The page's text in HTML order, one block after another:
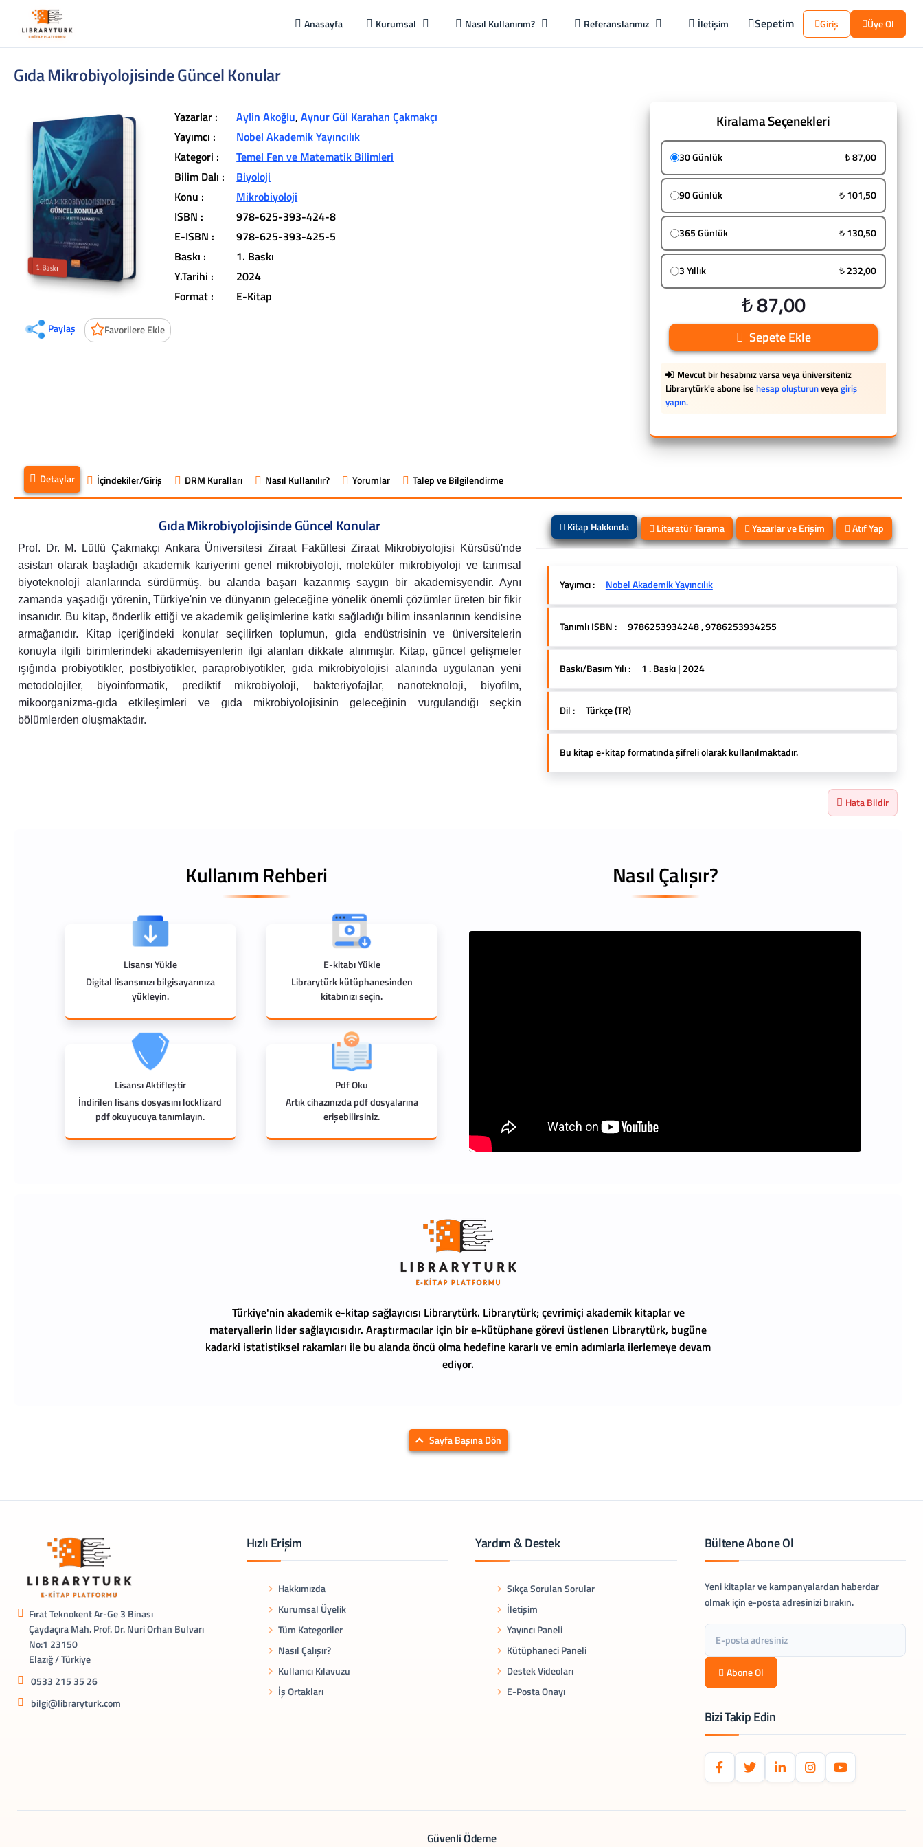
Anasayfa Kurumsal Nasıl Kullanırım? Referanslarımız İletişim Sepetim Giriş Üye Ol
Gıda Mikrobiyolojisinde Güncel Konular
1.Baskı
L
ib
r
a
r
y
t
ü
r
k
lit
e
r
a
t
ü
r
a
v
u
c
u
n
u
z
u
n
iç
in
d
e
Paylaş Favorilere Ekle
Yazarlar : Aylin Akoğlu,Aynur Gül Karahan Çakmakçı
Yayımcı :
Nobel Akademik Yayıncılık
Kategori :
Temel Fen ve Matematik Bilimleri
Bilim Dalı :
Biyoloji
Konu :
Mikrobiyoloji
ISBN :
978-625-393-424-8
E-ISBN :
978-625-393-425-5
Baskı :
1. Baskı
Y.Tarihi :
2024
Format :
E-Kitap
Kiralama Seçenekleri
30 Günlük ₺ 87,00
90 Günlük ₺ 101,50
365 Günlük ₺ 130,50
3 Yıllık ₺ 232,00
₺ 87,00
Sepete Ekle
Mevcut bir hesabınız varsa veya üniversiteniz
Librarytürk'e abone ise hesap oluşturunveyagiriş
yapın.
Detaylar İçindekiler/Giriş DRM Kuralları Nasıl Kullanılır? Yorumlar Talep ve Bilgilendirme
Gıda Mikrobiyolojisinde Güncel Konular
Prof. Dr. M. Lütfü Çakmakçı Ankara Üniversitesi Ziraat Fakültesi Ziraat Mikrobiyolojisi Kürsüsü'nde
asistan olarak başladığı akademik kariyerini genel mikrobiyoloji, moleküler mikrobiyoloji ve tarımsal
biyoteknoloji alanlarında sürdürmüş, bu alanda başarı kazanmış saygın bir akademisyendir. Aynı
zamanda yaşadığı yörenin, Türkiye'nin ve dünyanın geleceğine yönelik önemli çözümler üreten bir fikir
insanıdır. Bu kitap, önderlik ettiği ve akademik gelişimlerine katkı sağladığı bilim insanlarının kendisine
armağanıdır. Kitap içeriğindeki konular seçilirken toplumun, gıda endüstrisinin ve üniversitelerin
konuyla ilgili birimlerindeki akademisyenlerin ilgi alanları dikkate alınmıştır. Kitap, güncel gelişmeler
ışığında probiyotikler, postbiyotikler, paraprobiyotikler, gıda mikrobiyolojisi alanında uygulanan yeni
metodolojiler, biyoinformatik, prediktif mikrobiyoloji, bakteriyofajlar, nanoteknoloji, biyofilm,
mikoorganizma-gıda etkileşimleri ve gıda mikrobiyolojisinin geleceğinin vurgulandığı seçkin
bölümlerden oluşmaktadır.
Kitap Hakkında Literatür Tarama Yazarlar ve Erişim Atıf Yap
Yayımcı : Nobel Akademik Yayıncılık
Tanımlı ISBN : 9786253934248 , 9786253934255
Baskı/Basım Yılı : 1 . Baskı | 2024
Dil : Türkçe (TR)
Bu kitap e-kitap formatında şifreli olarak kullanılmaktadır.
Hata Bildir
Kullanım Rehberi
Lisansı Yükle
Digital lisansınızı bilgisayarınıza
yükleyin.
E-kitabı Yükle
Librarytürk kütüphanesinden
kitabınızı seçin.
Lisansı Aktifleştir
İndirilen lisans dosyasını locklizard
pdf okuyucuya tanımlayın.
Pdf Oku
Artık cihazınızda pdf dosyalarına
erişebilirsiniz.
Nasıl Çalışır?
Türkiye'nin akademik e-kitap sağlayıcısı Librarytürk. Librarytürk; çevrimiçi akademik kitaplar ve
materyallerin lider sağlayıcısıdır. Araştırmacılar için bir e-kütüphane görevi üstlenen Librarytürk, bugüne
kadarki istatistiksel rakamları ile bu alanda öncü olma hedefine kararlı ve emin adımlarla ilerlemeye devam
ediyor.
Sayfa Başına Dön
Fırat Teknokent Ar-Ge 3 Binası
Çaydaçıra Mah. Prof. Dr. Nuri Orhan Bulvarı
No:1 23150
Elazığ / Türkiye
0533 215 35 26
bilgi@libraryturk.com
Hızlı Erişim
Hakkımızda
Kurumsal Üyelik
Tüm Kategoriler
Nasıl Çalışır?
Kullanıcı Kılavuzu
İş Ortakları
Yardım & Destek
Sıkça Sorulan Sorular
İletişim
Yayıncı Paneli
Kütüphaneci Paneli
Destek Videoları
E-Posta Onayı
Bültene Abone Ol
Yeni kitaplar ve kampanyalardan haberdar
olmak için e-posta adresinizi bırakın.
Abone Ol
Bizi Takip Edin
Güvenli Ödeme